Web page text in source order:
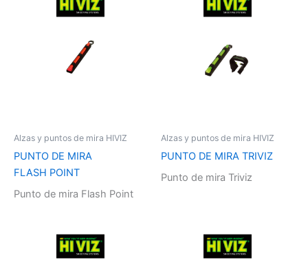
Alzas y puntos de mira HIVIZ
PUNTO DE MIRA
FLASH POINT
Punto de mira Flash Point
Alzas y puntos de mira HIVIZ
PUNTO DE MIRA TRIVIZ
Punto de mira Triviz